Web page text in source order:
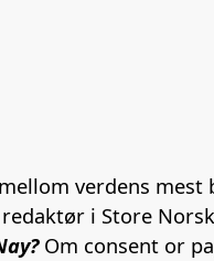
verdens mest
i Store
Om consent or